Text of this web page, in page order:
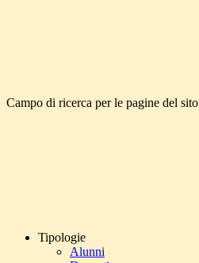
Campo di ricerca per le pagine del sito
Tipologie
Alunni